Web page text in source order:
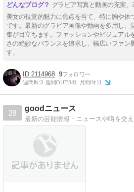
グラビア写真と動画の充実
美女の視覚的魅力に焦点を当て、特に胸や体
です。最新のグラビア画像や動画を多用し、
集が目立ちます。ファッションやビジュアル
さの絶妙なバランスを追求し、幅広いファン
す。
2114968 9
週間IN:3 週間OUT:341 月間IN:11
28
goodニュース